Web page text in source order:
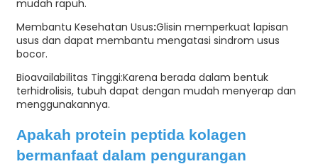
mudah rapuh.
Membantu Kesehatan Usus:Glisin memperkuat lapisan
usus dan dapat membantu mengatasi sindrom usus
bocor.
Bioavailabilitas Tinggi:Karena berada dalam bentuk
terhidrolisis, tubuh dapat dengan mudah menyerap dan
menggunakannya.
Apakah protein peptida kolagen
bermanfaat dalam pengurangan